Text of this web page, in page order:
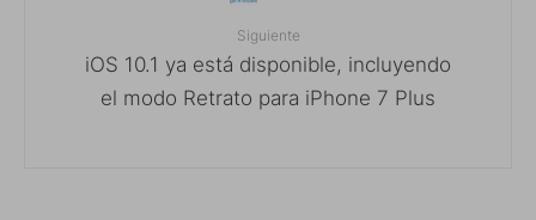
Siguiente
iOS 10.1 ya está disponible, incluyendo
el modo Retrato para iPhone 7 Plus